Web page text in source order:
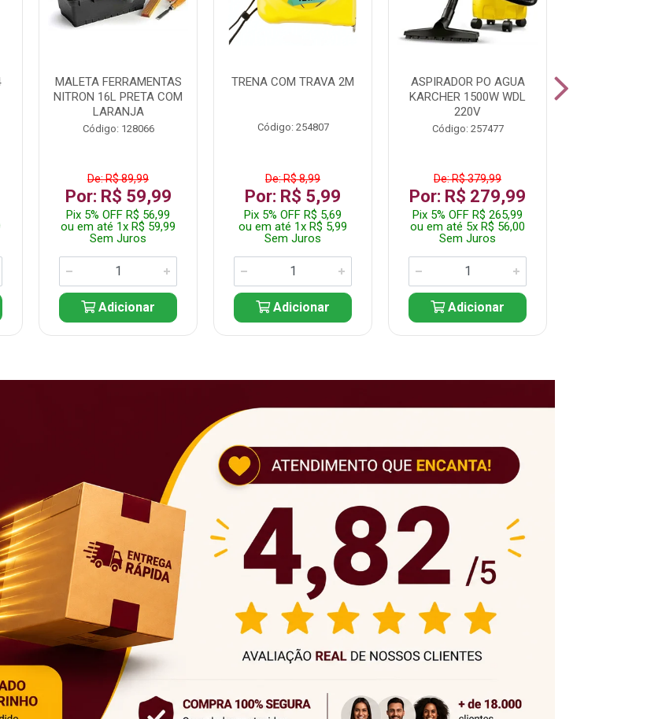
MALETA FERRAMENTAS
NITRON 16L PRETA COM
LARANJA
Código: 128066
De: R$ 89,99
Por: R$ 59,99
Pix 5% OFF R$ 56,99
ou em até 1x R$ 59,99
Sem Juros
Adicionar
TRENA COM TRAVA 2M
Código: 254807
De: R$ 8,99
Por: R$ 5,99
Pix 5% OFF R$ 5,69
ou em até 1x R$ 5,99
Sem Juros
Adicionar
ASPIRADOR PO AGUA
KARCHER 1500W WDL
220V
Código: 257477
De: R$ 379,99
Por: R$ 279,99
Pix 5% OFF R$ 265,99
ou em até 5x R$ 56,00
Sem Juros
Adicionar